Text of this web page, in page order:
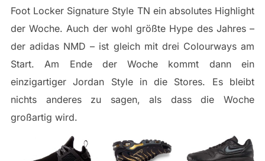
Foot Locker Signature Style TN ein absolutes Highlight
der Woche. Auch der wohl größte Hype des Jahres –
der adidas NMD – ist gleich mit drei Colourways am
Start. Am Ende der Woche kommt dann ein
einzigartiger Jordan Style in die Stores. Es bleibt
nichts anderes zu sagen, als dass die Woche
großartig wird.